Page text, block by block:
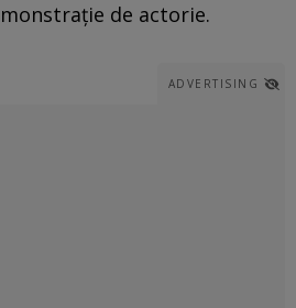
de actorie.
ADVERTISING